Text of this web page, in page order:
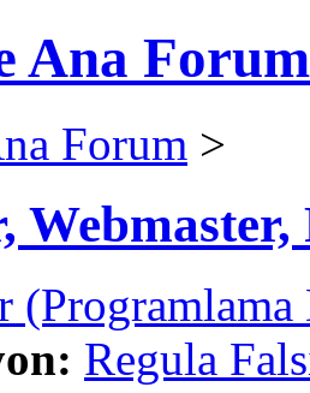
Ana Forum
Forum >
Regula